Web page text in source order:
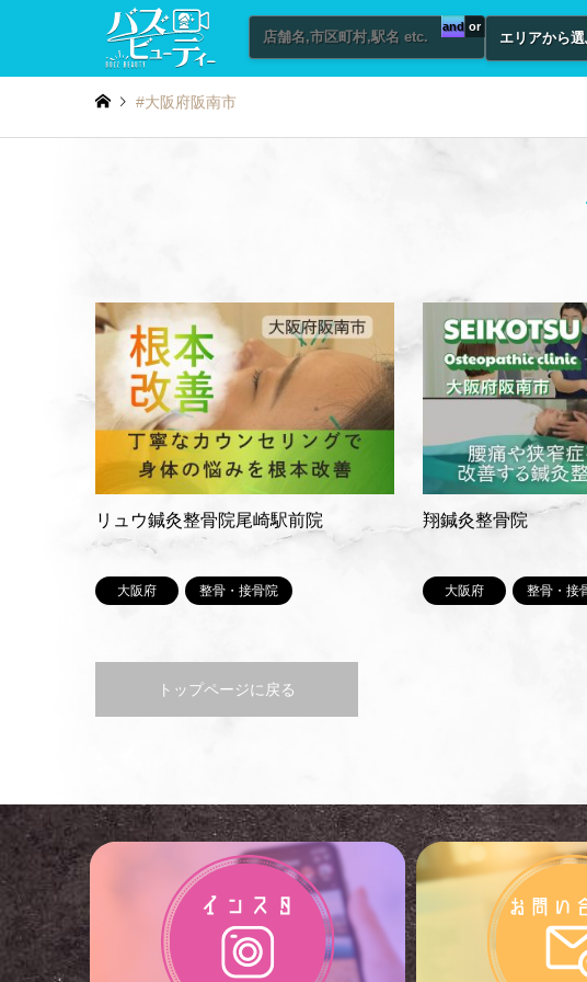
and or
エリアから
#大阪府阪南市
リュウ鍼灸整骨院尾崎駅前院
大阪府 整骨・接骨院
翔鍼灸整骨院
大阪府 整骨・接
トップページに戻る